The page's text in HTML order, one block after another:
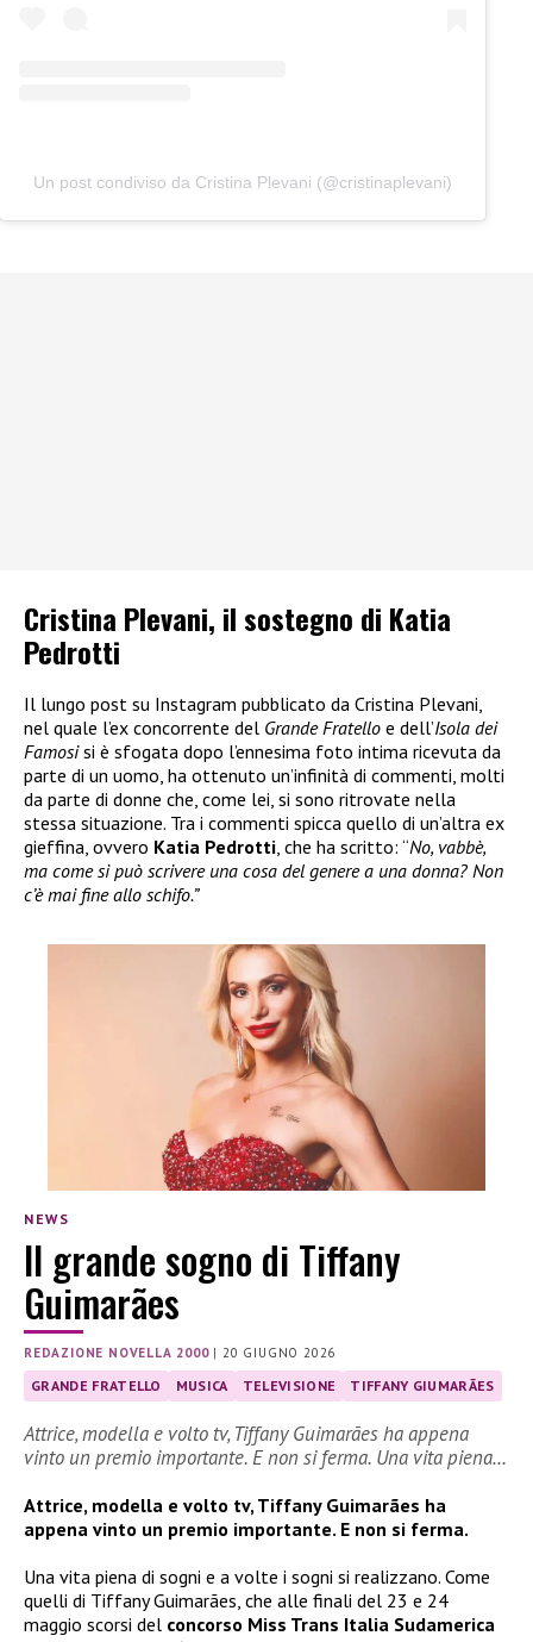
Un post condiviso da Cristina Plevani (@cristinaplevani)
Cristina Plevani, il sostegno di Katia
Pedrotti
Il lungo post su Instagram pubblicato da Cristina Plevani,
nel quale l’ex concorrente del Grande Fratello e dell’Isola dei
Famosisi è sfogata dopo l’ennesima foto intima ricevuta da
parte di un uomo, ha ottenuto un’infinità di commenti, molti
da parte di donne che, come lei, si sono ritrovate nella
stessa situazione. Tra i commenti spicca quello di un’altra ex
gieffina, ovvero Katia Pedrotti, che ha scritto: “No, vabbè,
ma come si può scrivere una cosa del genere a una donna? Non
c’è mai fine allo schifo.”
NEWS
Il grande sogno di Tiffany
Guimarães
REDAZIONE NOVELLA 2000|20 GIUGNO 2026
GRANDE FRATELLO MUSICA TELEVISIONE TIFFANY GIUMARÃES
Attrice, modella e volto tv, Tiffany Guimarães ha appena
vinto un premio importante. E non si ferma. Una vita piena…
Attrice, modella e volto tv, Tiffany Guimarães ha
appena vinto un premio importante. E non si ferma.
Una vita piena di sogni e a volte i sogni si realizzano. Come
quelli di Tiffany Guimarães, che alle finali del 23 e 24
maggio scorsi del concorso Miss Trans Italia Sudamerica